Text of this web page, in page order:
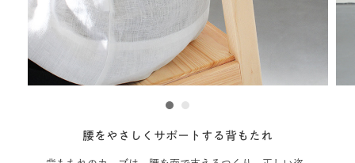
高さ調節は片手でOK
1 2